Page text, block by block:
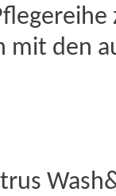
mit den